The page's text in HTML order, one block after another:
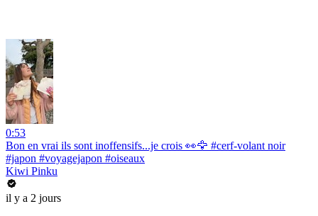
0:53
Bon en vrai ils sont inoffensifs...je crois 👀🦅 #cerf-volant noir
#japon #voyagejapon #oiseaux
Kiwi Pinku
il y a 2 jours